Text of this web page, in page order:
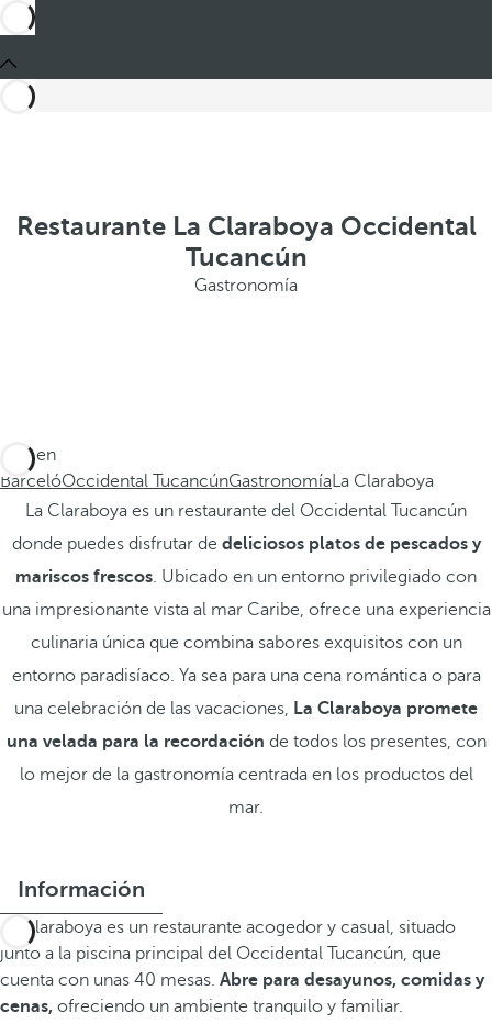
Restaurante La Claraboya Occidental
Tucancún
Gastronomía
Está en
BarcelóOccidental TucancúnGastronomíaLa Claraboya
La Claraboya es un restaurante del Occidental Tucancún
donde puedes disfrutar de deliciosos platos de pescados y
mariscos frescos. Ubicado en un entorno privilegiado con
una impresionante vista al mar Caribe, ofrece una experiencia
culinaria única que combina sabores exquisitos con un
entorno paradisíaco. Ya sea para una cena romántica o para
una celebración de las vacaciones, La Claraboya promete
una velada para la recordación de todos los presentes, con
lo mejor de la gastronomía centrada en los productos del
mar.
Información
La Claraboya es un restaurante acogedor y casual, situado
junto a la piscina principal del Occidental Tucancún, que
cuenta con unas 40 mesas. Abre para desayunos, comidas y
cenas, ofreciendo un ambiente tranquilo y familiar.